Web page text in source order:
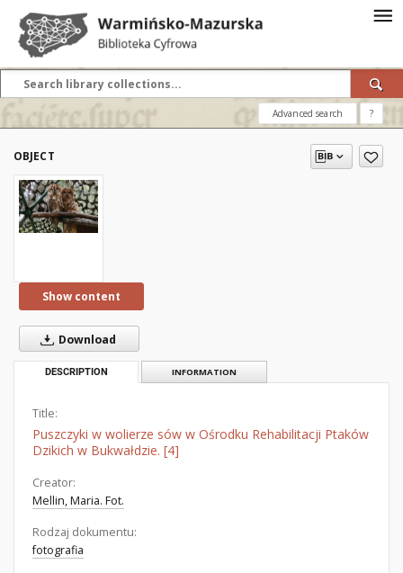
Advanced search ?
OBJECT
Show content
Download
DESCRIPTION INFORMATION
Title:
Puszczyki w wolierze sów w Ośrodku Rehabilitacji Ptaków
Dzikich w Bukwałdzie. [4]
Creator:
Mellin, Maria. Fot.
Rodzaj dokumentu:
fotografia